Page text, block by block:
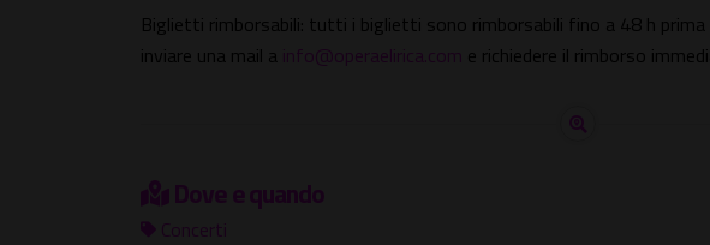
Biglietti rimborsabili: tutti i biglietti sono rimborsabili fino a 48 h
inviare una mail a info@operaelirica.com e richiedere il rimborso
Dove e quando
Concerti